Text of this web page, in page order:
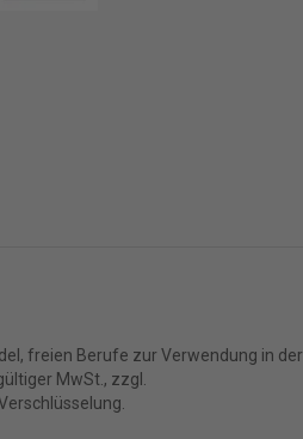
freien Berufe zur Verwendung in der
MwSt., zzgl.